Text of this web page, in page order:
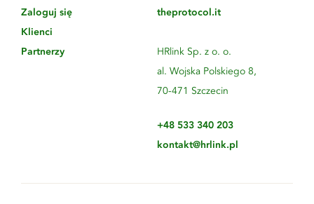
Zaloguj się
Klienci
Partnerzy
theprotocol.it
HRlink Sp. z o. o.
al. Wojska Polskiego 8,
70-471 Szczecin
+48 533 340 203
kontakt@hrlink.pl